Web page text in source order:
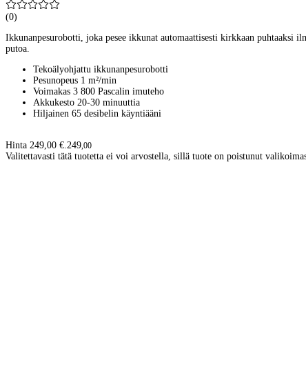
(0)
Ikkunanpesurobotti, joka pesee ikkunat automaattisesti kirkkaan
putoa.
Tekoälyohjattu ikkunanpesurobotti
Pesunopeus 1 m²/min
Voimakas 3 800 Pascalin imuteho
Akkukesto 20-30 minuuttia
Hiljainen 65 desibelin käyntiääni
Hinta 249,00 €.249,00
Valitettavasti tätä tuotetta ei voi arvostella, sillä tuote on poistunut